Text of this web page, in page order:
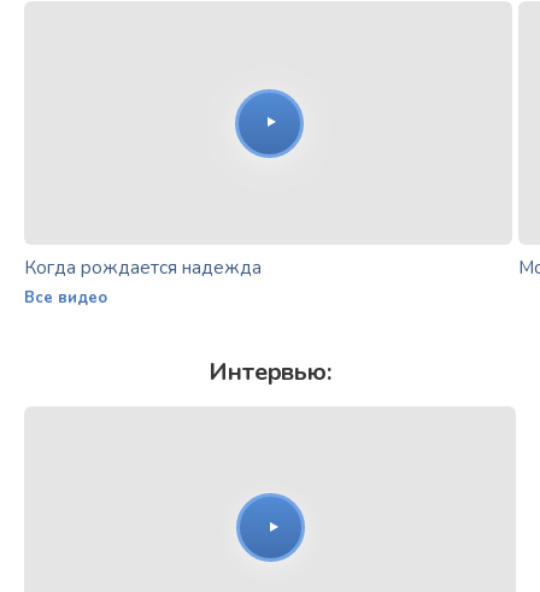
Когда рождается надежда
Все видео
Интервью: